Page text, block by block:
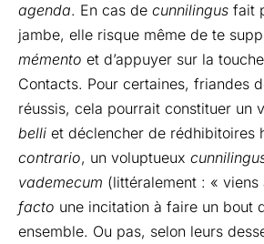
agenda. En cas de cunnilingus fait
jambe, elle risque même de te
mémento et d’appuyer sur la touche
Contacts. Pour certaines, friandes
réussis, cela pourrait constituer un
belli et déclencher de rédhibitoires
contrario, un voluptueux
vademecum (littéralement : « viens
facto une incitation à faire un bout
ensemble. Ou pas, selon leurs